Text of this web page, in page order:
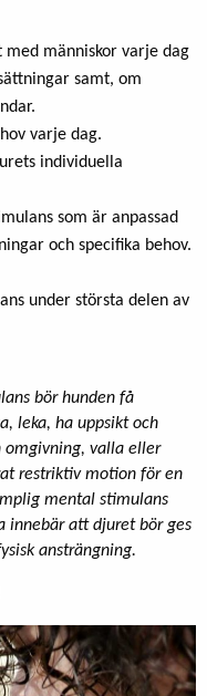
med människor varje dag
samt, om
varje dag.
individuella
som är anpassad
och specifika behov.
under största delen av
bör hunden få
leka, ha uppsikt och
valla eller
restriktiv motion för en
mental stimulans
innebär att djuret bör ges
ansträngning.